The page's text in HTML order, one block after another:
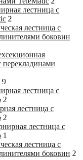
лестница с
2
лестница с
боковин
перекладинами
9
лестница с
2
лестница с
2
лестница с
1
лестница с
боковин 2